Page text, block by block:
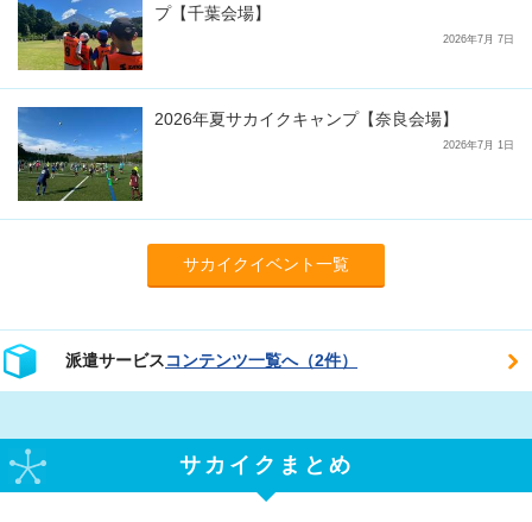
プ【千葉会場】
2026年7月 7日
2026年夏サカイクキャンプ【奈良会場】
2026年7月 1日
サカイクイベント一覧
派遣サービスコンテンツ一覧へ（2件）
サカイクまとめ